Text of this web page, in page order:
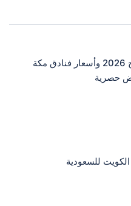
أفضل باقات الحج 2026 وأسعار فنادق مكة
حصرية
للسعودية